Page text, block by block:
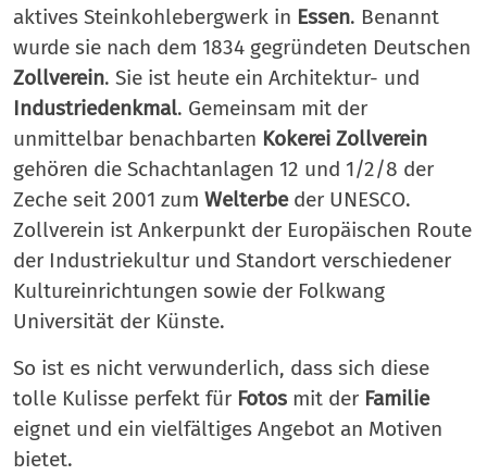
aktives Steinkohlebergwerk in Essen. Benannt
wurde sie nach dem 1834 gegründeten Deutschen
Zollverein. Sie ist heute ein Architektur- und
Industriedenkmal. Gemeinsam mit der
unmittelbar benachbarten Kokerei Zollverein
gehören die Schachtanlagen 12 und 1/2/8 der
Zeche seit 2001 zum Welterbeder UNESCO.
Zollverein ist Ankerpunkt der Europäischen Route
der Industriekultur und Standort verschiedener
Kultureinrichtungen sowie der Folkwang
Universität der Künste.
So ist es nicht verwunderlich, dass sich diese
tolle Kulisse perfekt für Fotos mit der Familie
eignet und ein vielfältiges Angebot an Motiven
bietet.